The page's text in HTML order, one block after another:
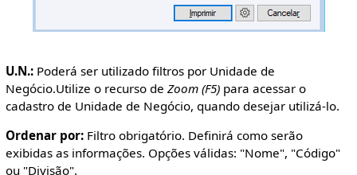
U.N.:Poderá ser utilizado filtros por Unidade de
Negócio.Utilize o recurso de Zoom (F5)para acessar o
cadastro de Unidade de Negócio, quando desejar utilizá-lo.
Ordenar por:Filtro obrigatório. Definirá como serão
exibidas as informações. Opções válidas: "Nome", "Código"
ou "Divisão".